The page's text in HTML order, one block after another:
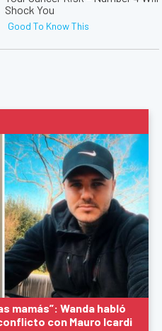
mamás”: Wanda habló
con Mauro Icardi